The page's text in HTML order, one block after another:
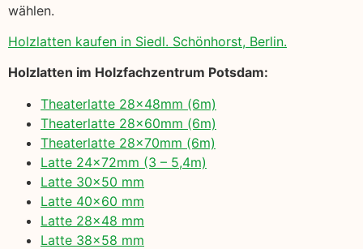
wählen.
Holzlatten kaufen in Siedl. Schönhorst, Berlin.
Holzlatten im Holzfachzentrum Potsdam:
Theaterlatte 28x48mm (6m)
Theaterlatte 28x60mm (6m)
Theaterlatte 28x70mm (6m)
Latte 24x72mm (3 – 5,4m)
Latte 30×50 mm
Latte 40×60 mm
Latte 28×48 mm
Latte 38×58 mm